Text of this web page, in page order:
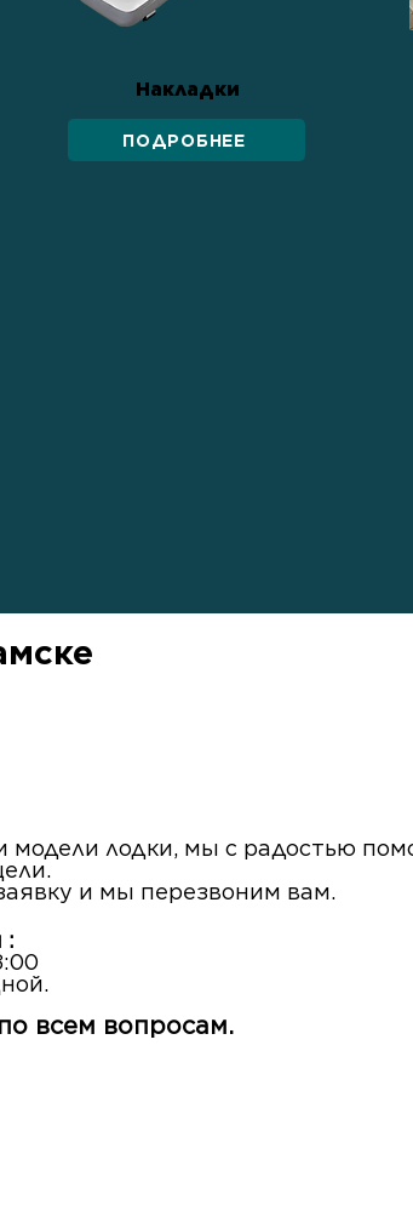
Накладки
ПОДРОБНЕЕ
модели лодки, мы с радостью
и мы перезвоним вам.
:
всем вопросам.